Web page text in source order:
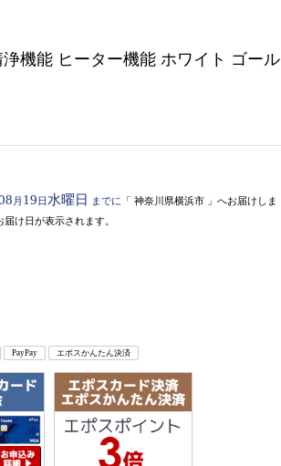
浄機能 ヒーター機能 ホワイト ゴール
月 19日 水曜日 までに 「 神奈川県横浜市 」 へお届けしま
け日が表示されます。
PayPay エポスかんたん決済